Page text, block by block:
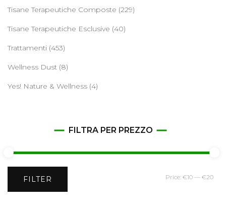
Tisane Terapeutiche Composte (229)
Tisane Terapeutiche Esclusive (40)
Trattamenti (453)
Wellness Dust (8)
Yes! Nature & Wellness (4)
FILTRA PER PREZZO
Min
FILTER Price: €10 — €20